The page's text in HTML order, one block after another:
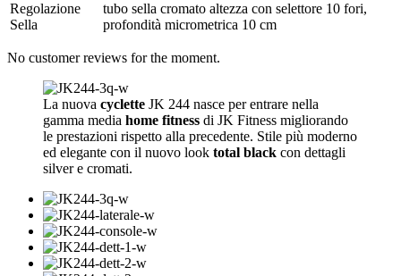
Regolazione
Sella
tubo sella cromato altezza con selettore 10 fori,
profondità micrometrica 10 cm
No customer reviews for the moment.
La nuova cyclette JK 244 nasce per entrare nella
gamma media home fitness di JK Fitness migliorando
le prestazioni rispetto alla precedente. Stile più moderno
ed elegante con il nuovo look total black con dettagli
silver e cromati.